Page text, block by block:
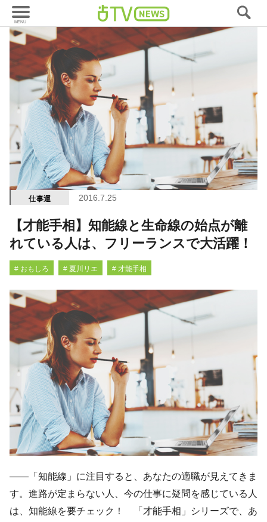
仕事運 2016.7.25
【才能手相】知能線と生命線の始点が離
れている人は、フリーランスで大活躍！
# おもしろ # 夏川リエ # 才能手相
――「知能線」に注目すると、あなたの適職が見えてきま
す。進路が定まらない人、今の仕事に疑問を感じている人
は、知能線を要チェック！ 「才能手相」シリーズで、あ